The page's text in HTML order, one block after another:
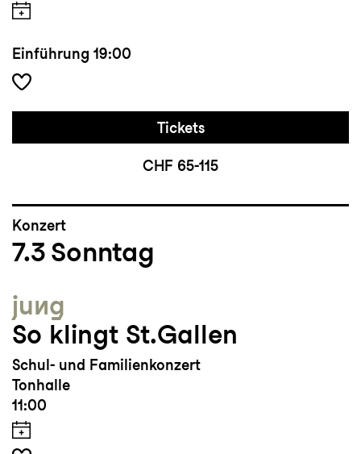
Einführung 19:00
Tickets
CHF 65-115
Konzert
7.3 Sonntag
jung
So klingt St.Gallen
Schul- und Familienkonzert
Tonhalle
11:00